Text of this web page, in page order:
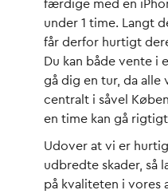
færdige med en
under 1 time. Langt
får derfor hurtigt
Du kan både vente i
gå dig en tur, da
centralt i såvel
en time kan gå
Udover at vi er
udbredte skader,
på kvaliteten i vores